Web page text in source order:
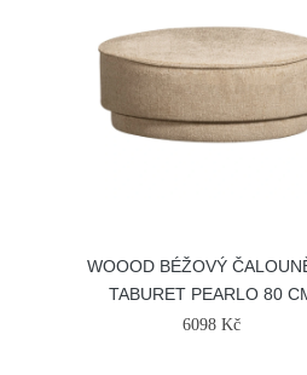
WOOOD BÉŽOVÝ
TABURET PEARLO 80
6098 Kč